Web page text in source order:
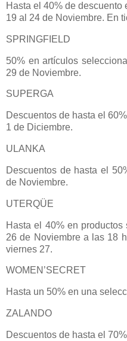
Hasta el 40% de descuento
19 al 24 de Noviembre. En
SPRINGFIELD
50% en artículos
29 de Noviembre.
SUPERGA
Descuentos de hasta el
1 de Diciembre.
ULANKA
Descuentos de hasta el
de Noviembre.
UTERQÜE
Hasta el 40% en
26 de Noviembre a las 18
viernes 27.
WOMEN’SECRET
Hasta un 50% en una
ZALANDO
Descuentos de hasta el